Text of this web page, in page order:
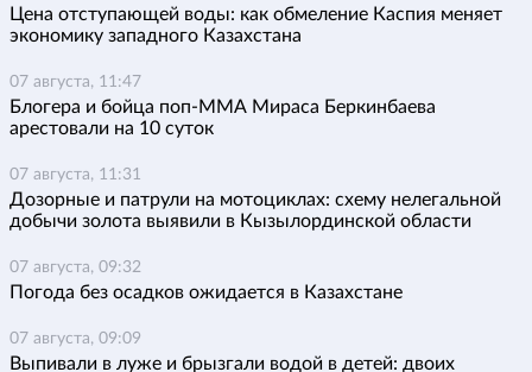
Цена отступающей воды: как обмеление Каспия меняет
экономику западного Казахстана
07 августа, 11:47
Блогера и бойца поп-ММА Мираса Беркинбаева
арестовали на 10 суток
07 августа, 11:31
Дозорные и патрули на мотоциклах: схему нелегальной
добычи золота выявили в Кызылординской области
07 августа, 09:32
Погода без осадков ожидается в Казахстане
07 августа, 09:09
Выпивали в луже и брызгали водой в детей: двоих